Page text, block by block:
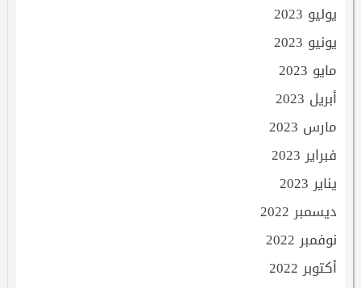
يوليو 2023
يونيو 2023
مايو 2023
أبريل 2023
مارس 2023
فبراير 2023
يناير 2023
ديسمبر 2022
نوفمبر 2022
أكتوبر 2022